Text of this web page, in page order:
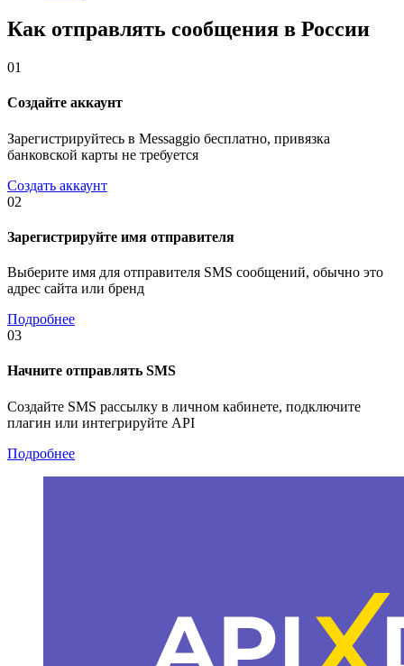
Как отправлять сообщения в России
01
Создайте аккаунт
Зарегистрируйтесь в Messaggio бесплатно, привязка
банковской карты не требуется
Создать аккаунт
02
Зарегистрируйте имя отправителя
Выберите имя для отправителя SMS сообщений, обычно это
адрес сайта или бренд
Подробнее
03
Начните отправлять SMS
Создайте SMS рассылку в личном кабинете, подключите
плагин или интегрируйте API
Подробнее